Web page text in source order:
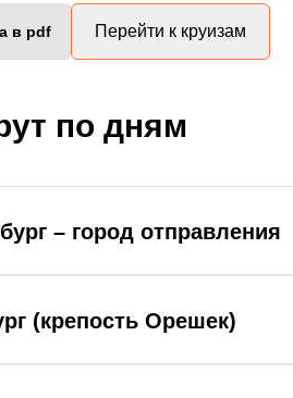
в pdf Перейти к круизам
по дням
– город отправления
(крепость Орешек)